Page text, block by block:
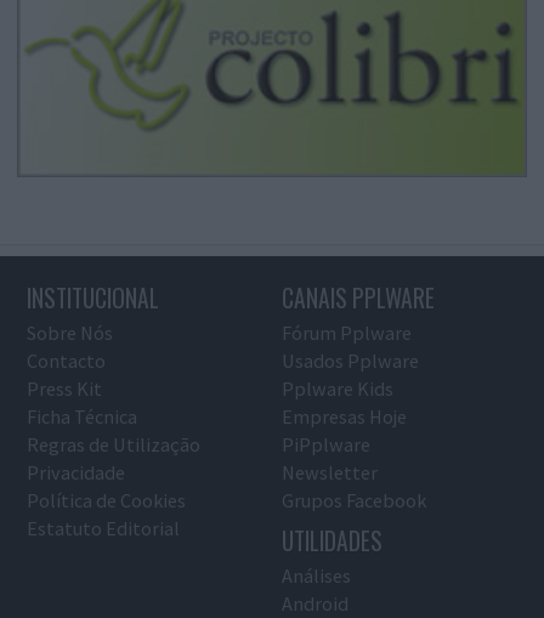
INSTITUCIONAL
Sobre Nós
Contacto
Press Kit
Ficha Técnica
Regras de Utilização
Privacidade
Política de Cookies
Estatuto Editorial
CANAIS PPLWARE
Fórum Pplware
Usados Pplware
Pplware Kids
Empresas Hoje
PiPplware
Newsletter
Grupos Facebook
UTILIDADES
Análises
Android